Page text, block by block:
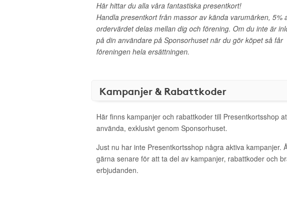
Här hittar du alla våra fantastiska presentkort!
Handla presentkort från massor av kända varumärken, 5%
ordervärdet delas mellan dig och förening. Om du inte är
på din användare på Sponsorhuset när du gör köpet så får
föreningen hela ersättningen.
Kampanjer & Rabattkoder
Här finns kampanjer och rabattkoder till Presentkortsshop
använda, exklusivt genom Sponsorhuset.
Just nu har inte Presentkortsshop några aktiva kampanjer.
gärna senare för att ta del av kampanjer, rabattkoder och
erbjudanden.